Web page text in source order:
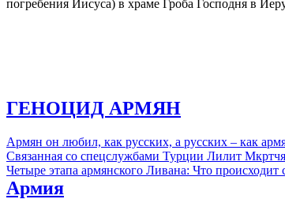
погребения Иисуса) в храме Гроба Господня в
ГЕНОЦИД АРМЯН
Армян он любил, как русских, а русских – как
Связанная со спецслужбами Турции Лилит
Четыре этапа армянского Ливана: Что
Армия